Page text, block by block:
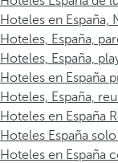
Hoteles en
Hoteles, España,
Hoteles, España,
Hoteles en España
Hoteles, España,
Hoteles en España
Hoteles España
Hoteles en España